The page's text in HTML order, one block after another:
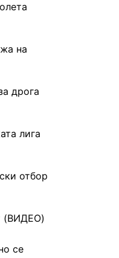
на
дрога
лига
отбор
(ВИДЕО)
се